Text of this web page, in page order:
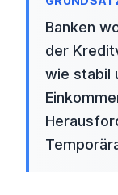
Banken
der
wie stabil